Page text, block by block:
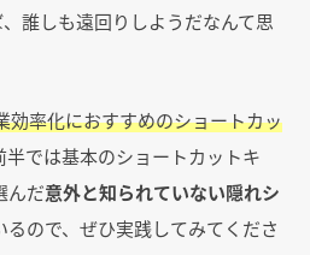
誰しも遠回りしようだなんて思
率化におすすめのショートカッ
半では基本のショートカットキ
んだ意外と知られていない隠れシ
るので、ぜひ実践してみてくださ